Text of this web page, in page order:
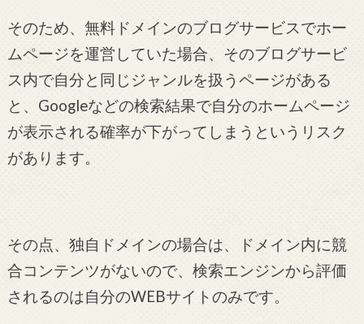
そのため、無料ドメインのブログサービスでホー
ムページを運営していた場合、そのブログサービ
ス内で自分と同じジャンルを扱うページがある
と、Googleなどの検索結果で自分のホームページ
が表示される確率が下がってしまうというリスク
があります。
その点、独自ドメインの場合は、ドメイン内に競
合コンテンツがないので、検索エンジンから評価
されるのは自分のWEBサイトのみです。